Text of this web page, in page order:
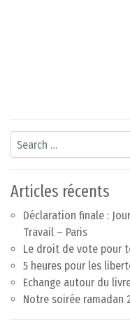
Search
Articles récents
Déclaration finale :
Travail – Paris
Le droit de vote pour
5 heures pour les
Echange autour du
Notre soirée ramadan